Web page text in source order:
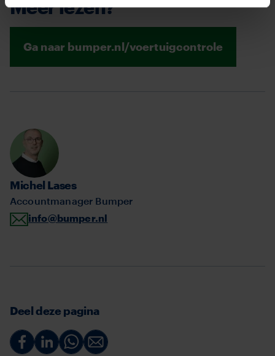
Meer lezen?
Ga naar bumper.nl/voertuigcontrole
Michel Lases
Accountmanager Bumper
info@bumper.nl
Deel deze pagina
Deel Deel Deel Deel